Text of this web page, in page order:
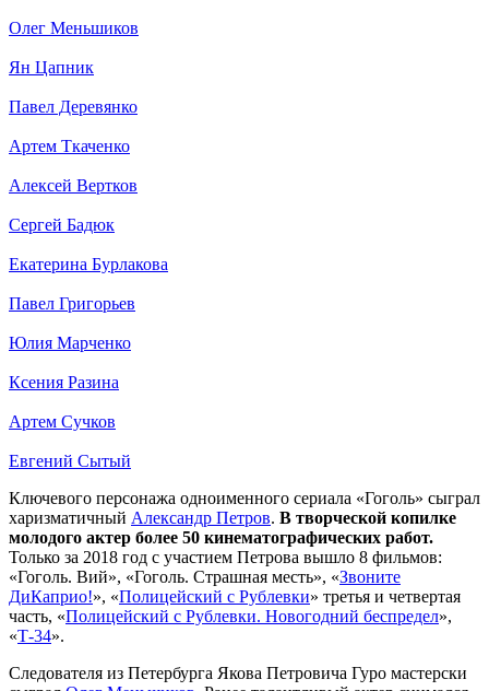
Олег Меньшиков
Ян Цапник
Павел Деревянко
Артем Ткаченко
Алексей Вертков
Сергей Бадюк
Екатерина Бурлакова
Павел Григорьев
Юлия Марченко
Ксения Разина
Артем Сучков
Евгений Сытый
Ключевого персонажа одноименного сериала «Гоголь» сыграл
харизматичный Александр Петров. В творческой копилке
молодого актер более 50 кинематографических работ.
Только за 2018 год с участием Петрова вышло 8 фильмов:
«Гоголь. Вий», «Гоголь. Страшная месть», «Звоните
ДиКаприо!», «Полицейский с Рублевки» третья и четвертая
часть, «Полицейский с Рублевки. Новогодний беспредел»,
«Т-34».
Следователя из Петербурга Якова Петровича Гуро мастерски